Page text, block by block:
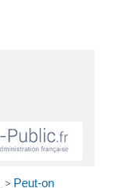
> Peut-on